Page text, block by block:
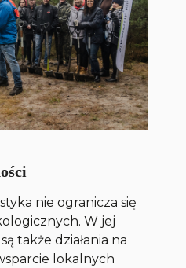
nie ogranicza się
W jej
także działania na
lokalnych